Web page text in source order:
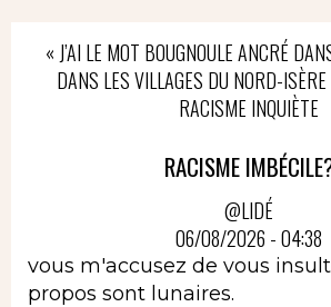
« J’AI LE MOT BOUGNOULE ANCRÉ
DANS LES VILLAGES DU NORD-
RACISME INQUIÈTE
RACISME
@LIDÉ
06/08/2026 - 04:38
vous m'accusez de vous
propos sont lunaires.